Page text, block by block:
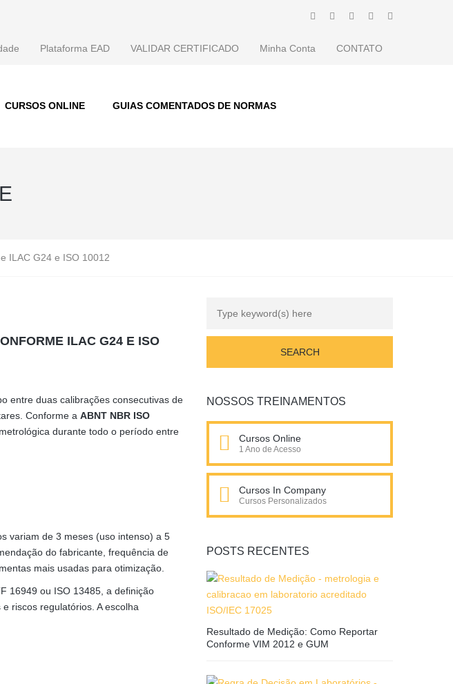
Plataforma EAD VALIDAR CERTIFICADO Minha Conta CONTATO
CURSOS ONLINE GUIAS COMENTADOS DE NORMAS
ILAC G24 e ISO 10012
ILAC G24 E ISO
entre duas calibrações consecutivas de
Conforme a ABNT NBR ISO
durante todo o período entre
variam de 3 meses (uso intenso) a 5
do fabricante, frequência de
mais usadas para otimização.
16949 ou ISO 13485, a definição
e riscos regulatórios. A escolha
NOSSOS TREINAMENTOS
Cursos Online
1 Ano de Acesso
Cursos In Company
Cursos Personalizados
POSTS RECENTES
Resultado de Medição: Como Reportar
Conforme VIM 2012 e GUM